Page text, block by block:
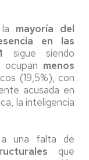
mayoría del
en las
sigue siendo
ocupan menos
(19,5%), con
acusada en
la inteligencia
una falta de
que